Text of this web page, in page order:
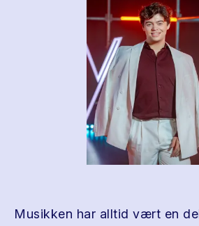
Musikken har alltid vært en